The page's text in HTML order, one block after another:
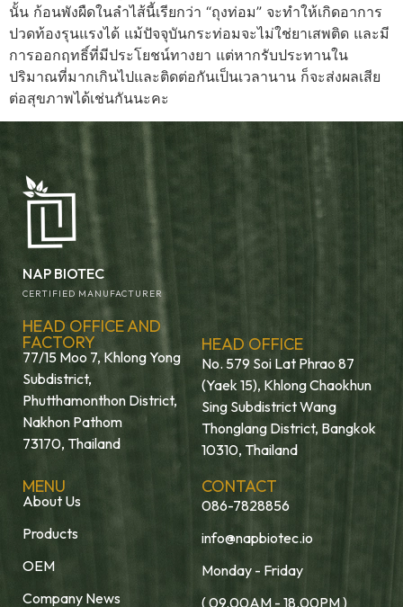
นั้น ก้อนพังผืดในลำไส้นี้เรียกว่า “ถุงท่อม” จะทำให้เกิดอาการ
ปวดท้องรุนแรงได้ แม้ปัจจุบันกระท่อมจะไม่ใช่ยาเสพติด และมี
การออกฤทธิ์ที่มีประโยชน์ทางยา แต่หากรับประทานใน
ปริมาณที่มากเกินไปและติดต่อกันเป็นเวลานาน ก็จะส่งผลเสีย
ต่อสุขภาพได้เช่นกันนะคะ
NAP BIOTEC
CERTIFIED MANUFACTURER
HEAD OFFICE AND
FACTORY
77/15 Moo 7, Khlong Yong
Subdistrict,
Phutthamonthon District,
Nakhon Pathom
73170, Thailand
HEAD OFFICE
No. 579 Soi Lat Phrao 87
(Yaek 15), Khlong Chaokhun
Sing Subdistrict Wang
Thonglang District, Bangkok
10310, Thailand
MENU
About Us
Products
OEM
Company News
CONTACT
086-7828856
info@napbiotec.io
Monday - Friday
( 09.00AM - 18.00PM )